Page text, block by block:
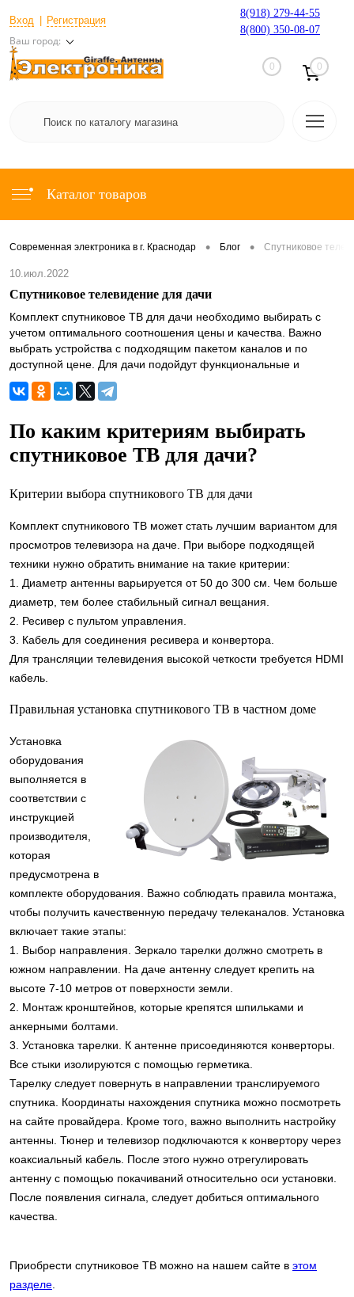
Вход Регистрация
Ваш город:
8(918) 279-44-55
8(800) 350-08-07
0 0
Каталог товаров
Современная электроника в г. Краснодар • Блог • Спутниковое
10.июл.2022
Спутниковое телевидение для дачи
Комплект спутниковое ТВ для дачи необходимо выбирать с
учетом оптимального соотношения цены и качества. Важно
выбрать устройства с подходящим пакетом каналов и по
доступной цене. Для дачи подойдут функциональные и
бюджетные варианты - НТВ-плюс или Телекарта.
По каким критериям выбирать
спутниковое ТВ для дачи?
Критерии выбора спутникового ТВ для дачи
Комплект спутникового ТВ может стать лучшим вариантом для
просмотров телевизора на даче. При выборе подходящей
техники нужно обратить внимание на такие критерии:
1. Диаметр антенны варьируется от 50 до 300 см. Чем больше
диаметр, тем более стабильный сигнал вещания.
2. Ресивер с пультом управления.
3. Кабель для соединения ресивера и конвертора.
Для трансляции телевидения высокой четкости требуется HDMI
кабель.
Правильная установка спутникового ТВ в частном доме
Установка
оборудования
выполняется в
соответствии с
инструкцией
производителя,
которая
предусмотрена в
комплекте оборудования. Важно соблюдать правила монтажа,
чтобы получить качественную передачу телеканалов. Установка
включает такие этапы:
1. Выбор направления. Зеркало тарелки должно смотреть в
южном направлении. На даче антенну следует крепить на
высоте 7-10 метров от поверхности земли.
2. Монтаж кронштейнов, которые крепятся шпильками и
анкерными болтами.
3. Установка тарелки. К антенне присоединяются конверторы.
Все стыки изолируются с помощью герметика.
Тарелку следует повернуть в направлении транслируемого
спутника. Координаты нахождения спутника можно посмотреть
на сайте провайдера. Кроме того, важно выполнить настройку
антенны. Тюнер и телевизор подключаются к конвертору через
коаксиальный кабель. После этого нужно отрегулировать
антенну с помощью покачиваний относительно оси установки.
После появления сигнала, следует добиться оптимального
качества.
Приобрести спутниковое ТВ можно на нашем сайте в этом
разделе